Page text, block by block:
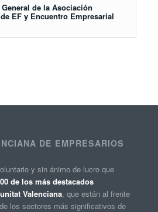
de la Asociación
EF y Encuentro Empresarial
DE EMPRESARIOS
y sin ánimo de lucro que
de los más destacados
Valenciana, que están al frente
los sectores más significativos de